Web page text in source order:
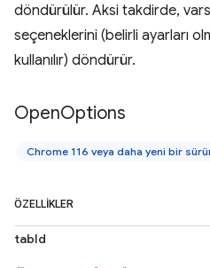
döndürülür. Aksi takdirde,
seçeneklerini (belirli ayarları
kullanılır) döndürür.
OpenOptions
Chrome 116 veya daha yeni bir
ÖZELLIKLER
tabId